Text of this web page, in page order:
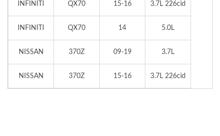
INFINITI QX70 15-16 3.7L 226cid
INFINITI QX70 14 5.0L
NISSAN 370Z 09-19 3.7L
NISSAN 370Z 15-16 3.7L 226cid